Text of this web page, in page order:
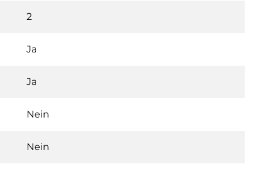
2
Ja
Ja
Nein
Nein